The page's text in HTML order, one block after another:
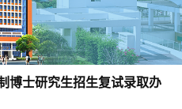
博士研究生招生复试录取办